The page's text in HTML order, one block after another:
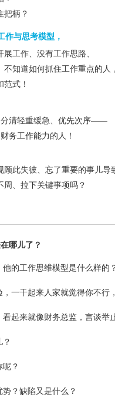
把柄？
作与思考模型，
工作、没有工作思路、
知道如何抓住工作重点的人，
式！
清轻重缓急、优先次序——
务工作能力的人！
此失彼、忘了重要的事儿导
、拉下关键事项吗？
哪儿了？
的工作思维模型是什么样的
一干起来人家就觉得你不行
起来就像财务总监，言谈举
？
？缺陷又是什么？